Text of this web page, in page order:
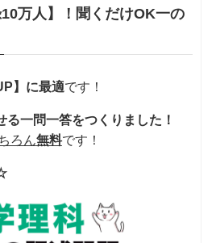
10万人】！聞くだけOK一の
】に最適です！
る一問一答をつくりました！
ろん無料です！